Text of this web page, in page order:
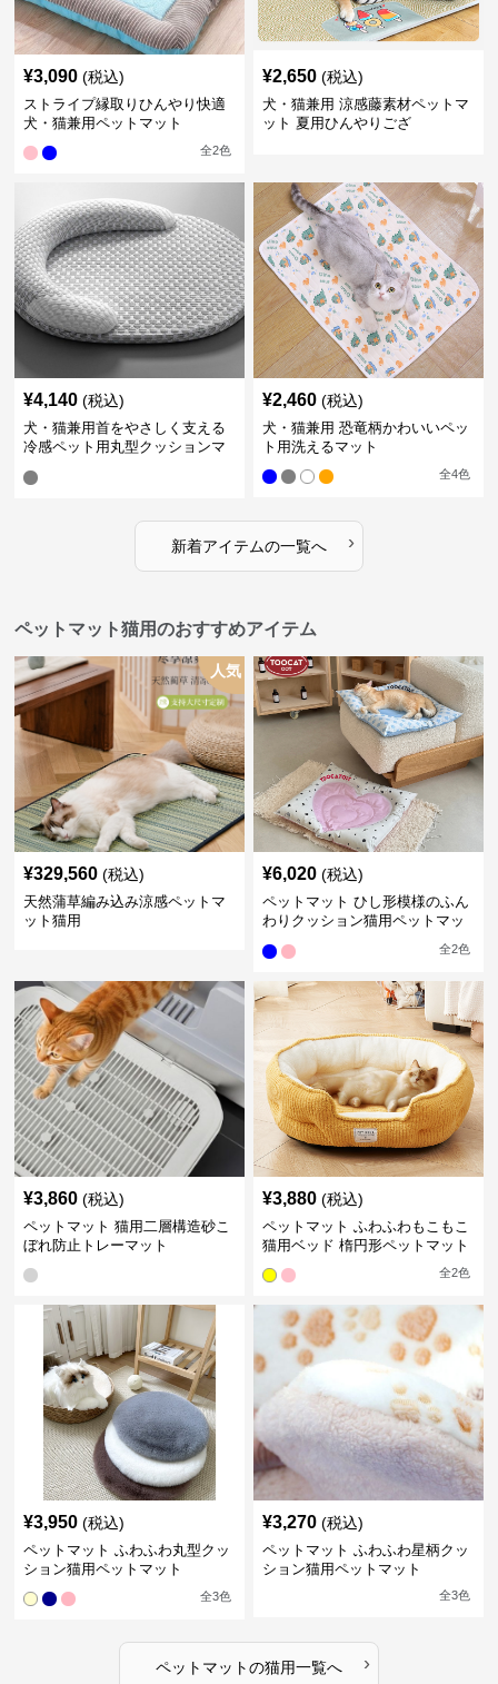
¥3,090 (税込)
ストライプ縁取りひんやり快適
犬・猫兼用ペットマット
全2色
¥2,650 (税込)
犬・猫兼用 涼感藤素材ペットマ
ット 夏用ひんやりござ
¥4,140 (税込)
犬・猫兼用首をやさしく支える
冷感ペット用丸型クッションマ
¥2,460 (税込)
犬・猫兼用 恐竜柄かわいいペッ
ト用洗えるマット
全4色
新着アイテムの一覧へ ›
ペットマット猫用のおすすめアイテム
人気
¥329,560 (税込)
天然蒲草編み込み涼感ペットマ
ット猫用
¥6,020 (税込)
ペットマット ひし形模様のふん
わりクッション猫用ペットマッ
全2色
¥3,860 (税込)
ペットマット 猫用二層構造砂こ
ぼれ防止トレーマット
¥3,880 (税込)
ペットマット ふわふわもこもこ
猫用ベッド 楕円形ペットマット
全2色
¥3,950 (税込)
ペットマット ふわふわ丸型クッ
ション猫用ペットマット
全3色
¥3,270 (税込)
ペットマット ふわふわ星柄クッ
ション猫用ペットマット
全3色
ペットマットの猫用一覧へ ›